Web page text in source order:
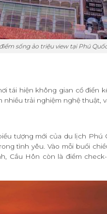
sống ảo triệu view tại Phú
tái hiện không gian cổ điển
trải nghiệm nghệ thuật,
tượng mới của du lịch Phú
tình yêu. Vào mỗi buổi
Cầu Hôn còn là điểm